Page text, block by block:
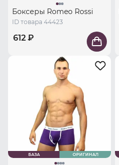
Боксеры Romeo Rossi
ID товара 44423
612 ₽
БАЗА ОРИГИНАЛ